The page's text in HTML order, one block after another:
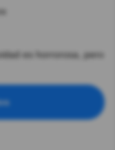
es horrorosa, pero